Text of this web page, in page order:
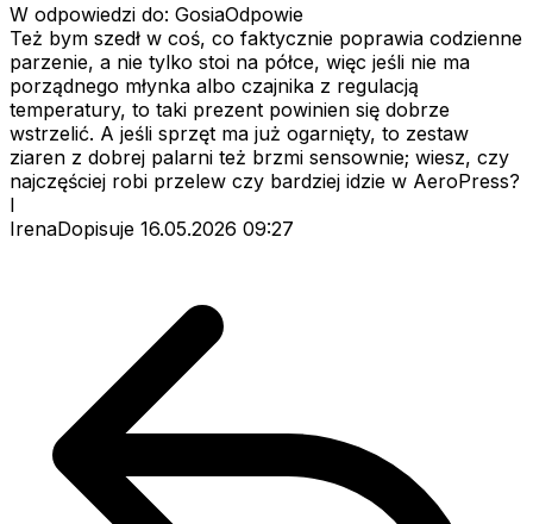
W odpowiedzi do: GosiaOdpowie
Też bym szedł w coś, co faktycznie poprawia codzienne
parzenie, a nie tylko stoi na półce, więc jeśli nie ma
porządnego młynka albo czajnika z regulacją
temperatury, to taki prezent powinien się dobrze
wstrzelić. A jeśli sprzęt ma już ogarnięty, to zestaw
ziaren z dobrej palarni też brzmi sensownie; wiesz, czy
najczęściej robi przelew czy bardziej idzie w AeroPress?
I
IrenaDopisuje 16.05.2026 09:27